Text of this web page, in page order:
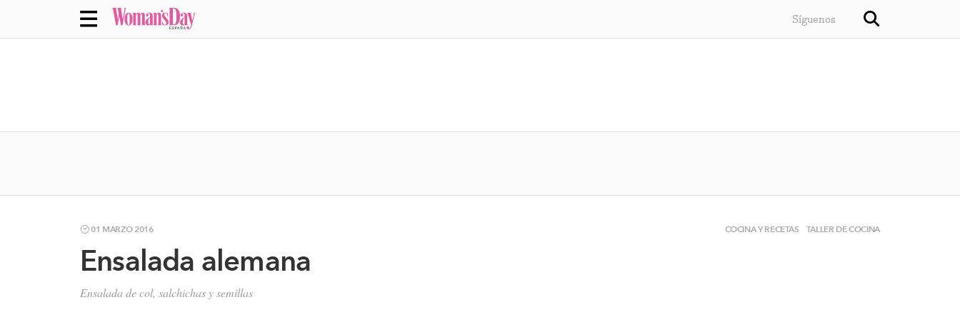
Síguenos
01 MARZO 2016 COCINA Y RECETAS TALLER DE COCINA
Ensalada alemana
Ensalada de col, salchichas y semillas